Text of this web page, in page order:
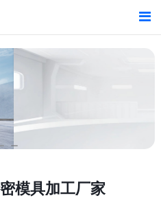
模具加工厂家